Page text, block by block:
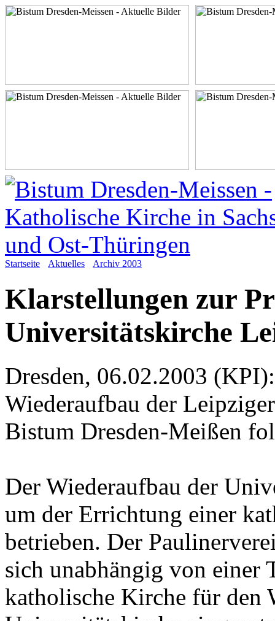
Startseite Aktuelles Archiv 2003
Klarstellungen zur
Universitätskirche
Dresden, 06.02.2003
Wiederaufbau der
Bistum Dresden-Meißen
Der Wiederaufbau der
um der Errichtung einer
betrieben. Der
sich unabhängig von einer
katholische Kirche für den